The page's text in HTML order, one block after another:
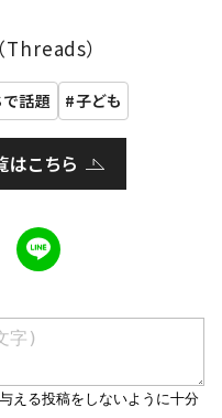
）
話題 子ども
こちら